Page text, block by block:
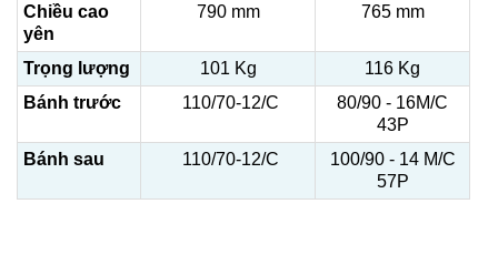
Chiều cao
yên
790 mm 765 mm
Trọng lượng 101 Kg
116 Kg
Bánh trước
110/70-12/C
80/90 - 16M/C
43P
Bánh sau
110/70-12/C
100/90 - 14 M/C
57P